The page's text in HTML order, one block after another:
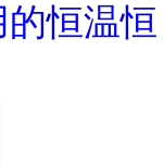
恒温恒